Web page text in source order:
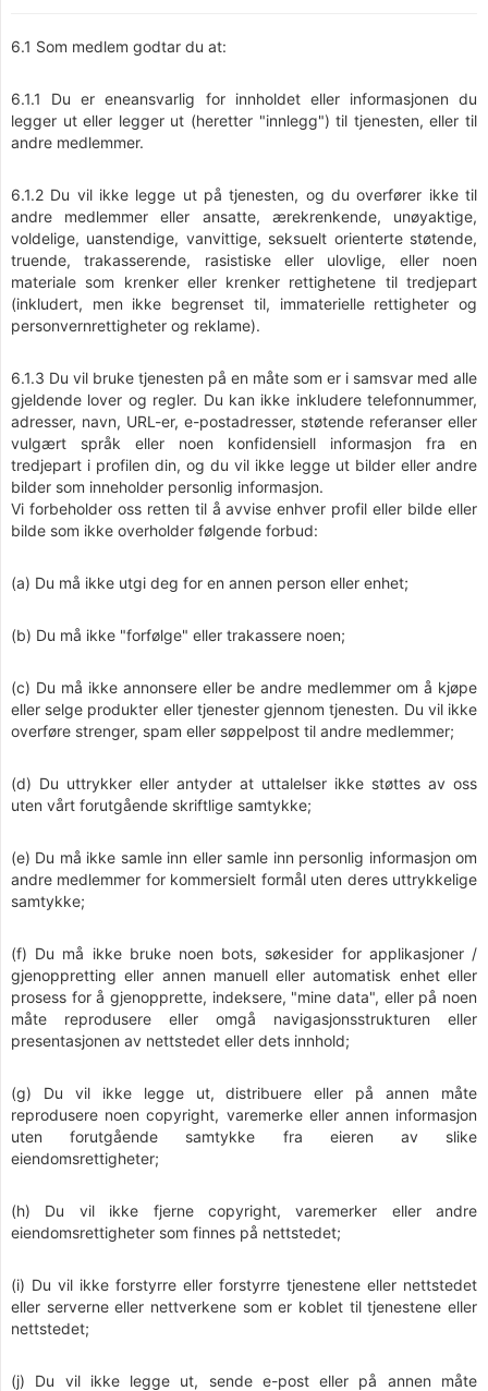
6.1 Som medlem godtar du at:
6.1.1 Du er eneansvarlig for innholdet eller informasjonen du
legger ut eller legger ut (heretter "innlegg") til tjenesten, eller til
andre medlemmer.
6.1.2 Du vil ikke legge ut på tjenesten, og du overfører ikke til
andre medlemmer eller ansatte, ærekrenkende, unøyaktige,
voldelige, uanstendige, vanvittige, seksuelt orienterte støtende,
truende, trakasserende, rasistiske eller ulovlige, eller noen
materiale som krenker eller krenker rettighetene til tredjepart
(inkludert, men ikke begrenset til, immaterielle rettigheter og
personvernrettigheter og reklame).
6.1.3 Du vil bruke tjenesten på en måte som er i samsvar med alle
gjeldende lover og regler. Du kan ikke inkludere telefonnummer,
adresser, navn, URL-er, e-postadresser, støtende referanser eller
vulgært språk eller noen konfidensiell informasjon fra en
tredjepart i profilen din, og du vil ikke legge ut bilder eller andre
bilder som inneholder personlig informasjon.
Vi forbeholder oss retten til å avvise enhver profil eller bilde eller
bilde som ikke overholder følgende forbud:
(a) Du må ikke utgi deg for en annen person eller enhet;
(b) Du må ikke "forfølge" eller trakassere noen;
(c) Du må ikke annonsere eller be andre medlemmer om å kjøpe
eller selge produkter eller tjenester gjennom tjenesten. Du vil ikke
overføre strenger, spam eller søppelpost til andre medlemmer;
(d) Du uttrykker eller antyder at uttalelser ikke støttes av oss
uten vårt forutgående skriftlige samtykke;
(e) Du må ikke samle inn eller samle inn personlig informasjon om
andre medlemmer for kommersielt formål uten deres uttrykkelige
samtykke;
(f) Du må ikke bruke noen bots, søkesider for applikasjoner /
gjenoppretting eller annen manuell eller automatisk enhet eller
prosess for å gjenopprette, indeksere, "mine data", eller på noen
måte reprodusere eller omgå navigasjonsstrukturen eller
presentasjonen av nettstedet eller dets innhold;
(g) Du vil ikke legge ut, distribuere eller på annen måte
reprodusere noen copyright, varemerke eller annen informasjon
uten forutgående samtykke fra eieren av slike
eiendomsrettigheter;
(h) Du vil ikke fjerne copyright, varemerker eller andre
eiendomsrettigheter som finnes på nettstedet;
(i) Du vil ikke forstyrre eller forstyrre tjenestene eller nettstedet
eller serverne eller nettverkene som er koblet til tjenestene eller
nettstedet;
(j) Du vil ikke legge ut, sende e-post eller på annen måte